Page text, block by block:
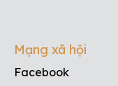
Mạng xã hội
Facebook